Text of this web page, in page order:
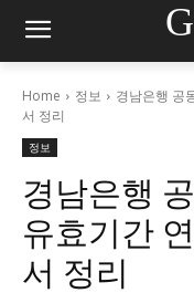
Home 정보
경남은행 공
서 정리
정보
경남은행
유효기간
서 정리